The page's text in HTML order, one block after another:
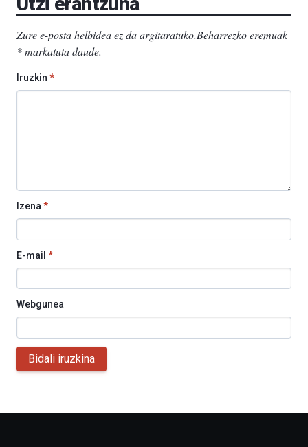
Zure e-posta helbidea ez da argitaratuko.Beharrezko eremuak
*markatuta daude.
Iruzkin *
Izena*
E-mail *
Webgunea
Bidali iruzkina